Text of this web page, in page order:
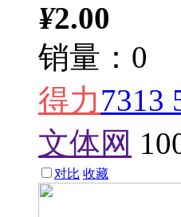
¥2.00
销量：0
得力7313
文体网
对比 收藏